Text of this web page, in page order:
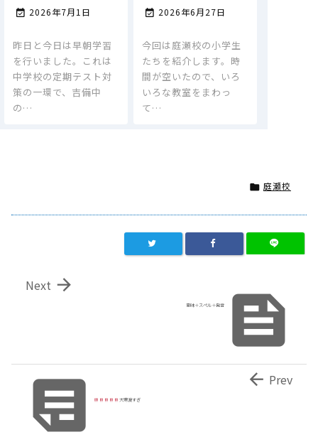
 2026年7月1日
昨日と今日は早朝学習
を行いました。これは
中学校の定期テスト対
策の一環で、吉備中
の…
 2026年6月27日
今回は庭瀬校の小学生
たちを紹介します。時
間が空いたので、いろ
いろな教室をまわっ
て…
 庭瀬校

意味＋スペル＋発音

Next
 大寒波すぎ
 Prev